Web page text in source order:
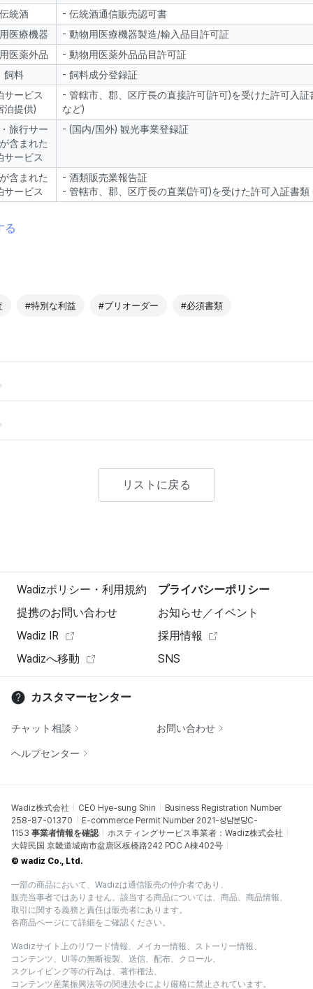
統酒
- 伝統酒通信販売認可書
医療機器
- 動物用医療機器製造/輸入品目許可証
医薬外品
- 動物用医薬外品品目許可証
飼料
- 飼料成分登録証
サービス
泊提供)
- 管轄市、郡、区庁長の直接許可(許可)を受けた許可入
など)
旅行サー
含まれた
サービス
- (国内/国外) 観光事業登録証
含まれた
サービス
- 酒類販売業報告証
- 管轄市、郡、区庁長の直業(許可)を受けた許可入証書
る
#特別な利益 #プリオーダー #必須書類
リストに戻る
Wadizポリシー・利用規約
プライバシーポリシー
提携のお問い合わせ
お知らせ／イベント
Wadiz IR
採用情報
Wadizへ移動
SNS
カスタマーセンター
チャット相談 お問い合わせ
ヘルプセンター
Wadiz株式会社 CEO Hye-sung Shin
Business Registration Number
258-87-01370
E-commerce Permit Number 2021-성남분당C-
1153 事業者情報を確認
ホスティングサービス事業者：Wadiz株式会社
大韓民国 京畿道城南市盆唐区板橋路242 PDC A棟402号
© wadiz Co., Ltd.
一部の商品において、Wadizは通信販売の仲介者であり、
販売当事者ではありません。該当する商品については、商品、商品情報、
取引に関する義務と責任は販売者にあります。
各商品ページにて詳細をご確認ください。
Wadizサイト上のリワード情報、メイカー情報、ストーリー情報、
コンテンツ、UI等の無断複製、送信、配布、クロール、
スクレイピング等の行為は、著作権法、
コンテンツ産業振興法等の関連法令により厳格に禁止されています。